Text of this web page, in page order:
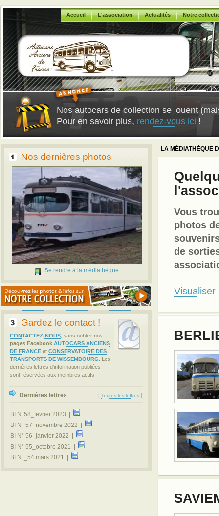
Accueil L'association Actualités Notre
Nos autocars de collection se louent
Pour en savoir plus, rendez-vous ici !
Nos dernières photos
Se rendre à la médiathèque
Gardez le contact !
CONTACTEZ-NOUS , sans oublier nos
pages Facebook AUTOCARS ANCIENS
DE FRANCE et CONSERVATOIRE DES
TRANSPORTS DE WISSEMBOURG . Les
dernières lettres d'information publiées
sont réservées aux membres actifs.
Dernières lettres [ Toutes les lettres ]
BI N°58_fevrier 2023 |
BI N° 57_novembre 2022 |
BI N° 56_janvier 2022 |
BI N° 55_octobre 2021 |
BI N°_54 mars 2021 |
LA MÉDIATHÈQUE
Vous
photos
de
Visualiser